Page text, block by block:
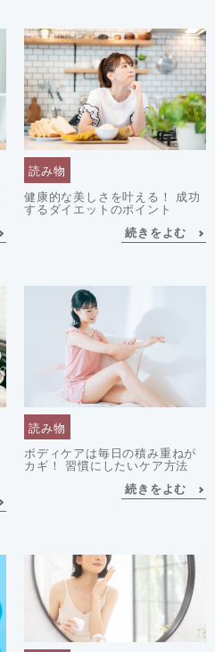
読み物
健康的な美しさを叶える！ 成功
するダイエットのポイント
続きをよむ
読み物
ボディケアは毎日の積み重ねが
カギ！ 習慣にしたいケア方法
続きをよむ